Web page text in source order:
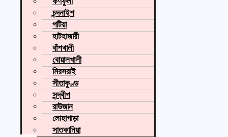
চন্দনাইশ
পটিয়া
হাটহাজারী
বাঁশখালী
বোয়ালখালী
মিরসরাই
সীতাকুণ্ড
সন্দ্বীপ
রাউজান
লোহাগাড়া
সাতকানিয়া